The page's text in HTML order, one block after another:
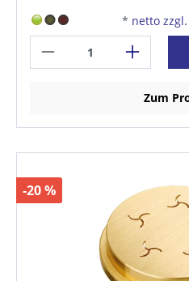
* netto
Zum
-20 %